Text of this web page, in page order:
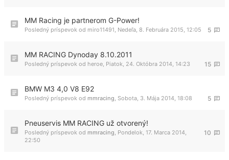
MM Racing je partnerom G-Power!
5
Posledný príspevok od miro11491 Nedeľa, 8. Februára 2015, 12:05
MM RACING Dynoday 8.10.2011
15
Posledný príspevok od heroe Piatok, 24. Októbra 2014, 14:23
BMW M3 4,0 V8 E92
5
Posledný príspevok od mmracing Sobota, 3. Mája 2014, 18:08
Pneuservis MM RACING už otvorený!
10
Posledný príspevok od mmracing Pondelok, 17. Marca 2014,
22:50